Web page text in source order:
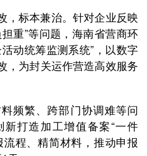
标本兼治。针对企业反映
重”等问题，海南省营商环
动统筹监测系统”，以数字
，为封关运作营造高效服务
繁、跨部门协调难等问
打造加工增值备案“一件
程、精简材料，推动申报